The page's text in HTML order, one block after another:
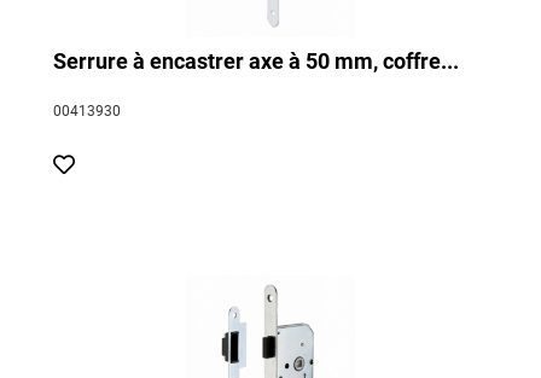
Serrure à encastrer axe à 50 mm, coffre...
00413930